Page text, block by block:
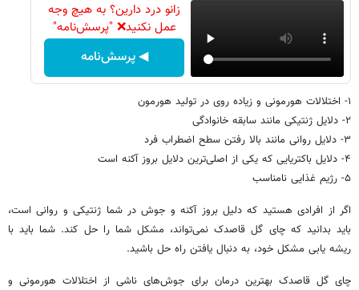
زانو درد دارین؟ به هیچ وجه
عمل نکنید❌ "پرسش‌نامه"
◀ پرسش‌نامه
۱- اختلالات هورمونی و زیاده روی در تولید هورمون
۲- دلایل ژنتیکی مانند سابقه خانوادگی
۳- دلایل روانی مانند بالا رفتن سطح اضطراب فرد
۴- دلایل باکتریایی که یکی از اصلی‌ترین دلایل بروز آکنه است
۵- رژیم غذایی نامناسب
اگر از افرادی هستید که دلیل بروز آکنه و جوش در شما ژنتیکی و روانی است،
باید بدانید که چای گل قاصدک نمی‌تواند، مشکل شما را حل کند. شما باید با
ریشه یابی مشکل خود، به دنبال یافتن راه حل باشید.
چای گل قاصدک بهترین درمان برای جوش‌های ناشی از اختلالات هورمونی و